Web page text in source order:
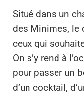
Situé dans un
des Minimes, le
ceux qui
On s’y rend à
pour passer un
d’un cocktail,